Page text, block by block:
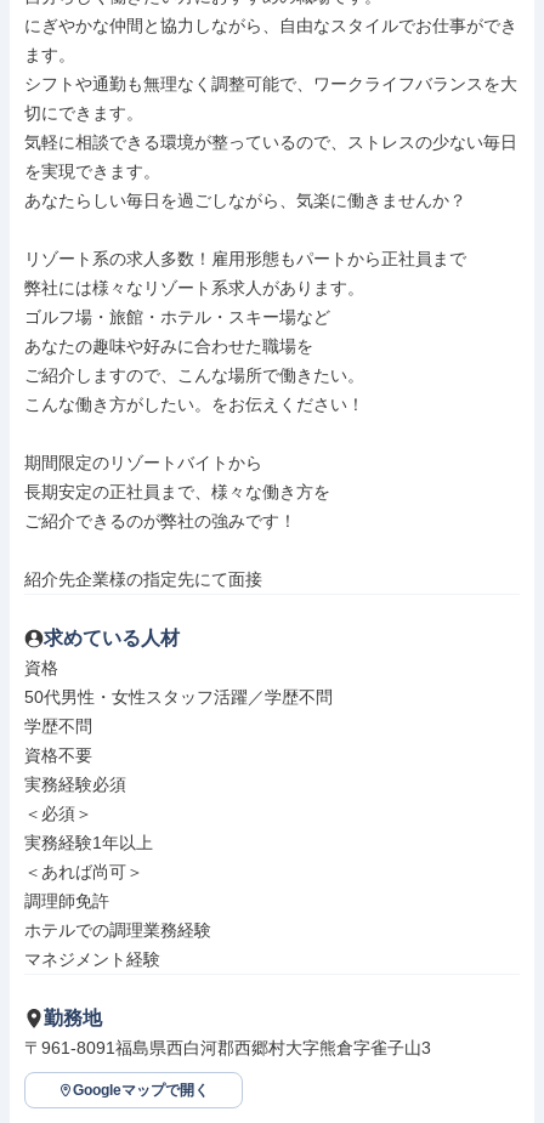
にぎやかな仲間と協力しながら、自由なスタイルでお仕事ができ
ます。
シフトや通勤も無理なく調整可能で、ワークライフバランスを大
切にできます。
気軽に相談できる環境が整っているので、ストレスの少ない毎日
を実現できます。
あなたらしい毎日を過ごしながら、気楽に働きませんか？
リゾート系の求人多数！雇用形態もパートから正社員まで
弊社には様々なリゾート系求人があります。
ゴルフ場・旅館・ホテル・スキー場など
あなたの趣味や好みに合わせた職場を
ご紹介しますので、こんな場所で働きたい。
こんな働き方がしたい。をお伝えください！
期間限定のリゾートバイトから
長期安定の正社員まで、様々な働き方を
ご紹介できるのが弊社の強みです！
紹介先企業様の指定先にて面接
求めている人材
資格
50代男性・女性スタッフ活躍／学歴不問
学歴不問
資格不要
実務経験必須
＜必須＞
実務経験1年以上
＜あれば尚可＞
調理師免許
ホテルでの調理業務経験
マネジメント経験
勤務地
〒961-8091福島県西白河郡西郷村大字熊倉字雀子山3
Googleマップで開く